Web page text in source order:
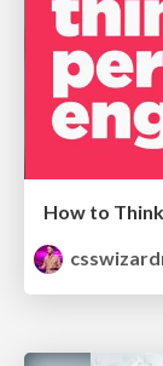
How to